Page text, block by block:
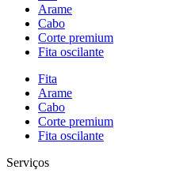
Arame
Cabo
Corte premium
Fita oscilante
Fita
Arame
Cabo
Corte premium
Fita oscilante
Serviços